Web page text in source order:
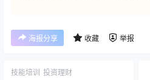
海报分享 收藏 举报
技能培训 投资理财